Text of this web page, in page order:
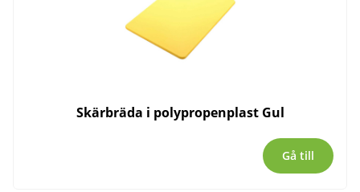
Skärbräda i polypropenplast Gul
Gå till